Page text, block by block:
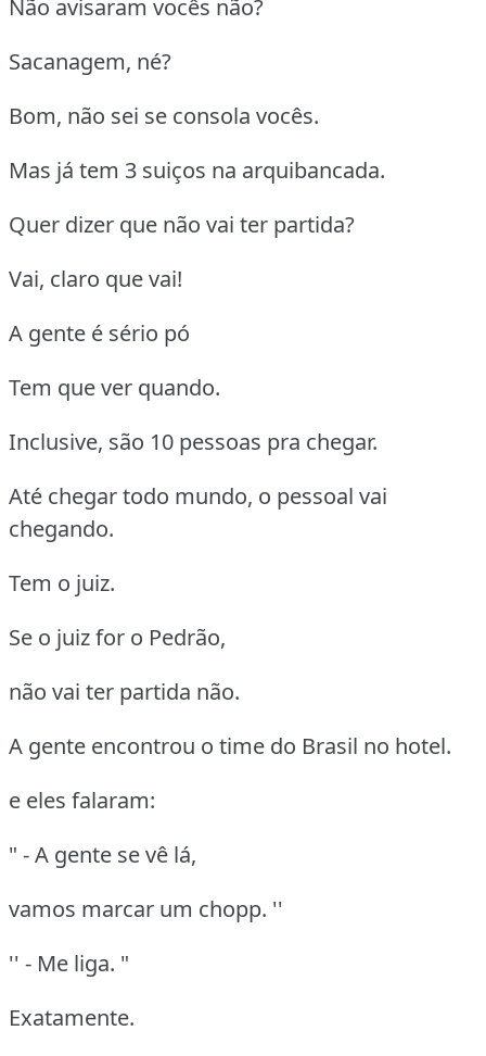
Não avisaram vocês não?
Sacanagem, né?
Bom, não sei se consola vocês.
Mas já tem 3 suiços na arquibancada.
Quer dizer que não vai ter partida?
Vai, claro que vai!
A gente é sério pó
Tem que ver quando.
Inclusive, são 10 pessoas pra chegar.
Até chegar todo mundo, o pessoal vai
chegando.
Tem o juiz.
Se o juiz for o Pedrão,
não vai ter partida não.
A gente encontrou o time do Brasil no hotel.
e eles falaram:
" - A gente se vê lá,
vamos marcar um chopp. ''
'' - Me liga. "
Exatamente.